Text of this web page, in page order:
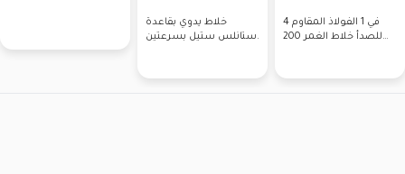
خلاط يدوي بقاعدة
ستانلس ستيل بسرعتين
4 في 1 الفولاذ المقاوم
للصدأ خلاط الغمر 200